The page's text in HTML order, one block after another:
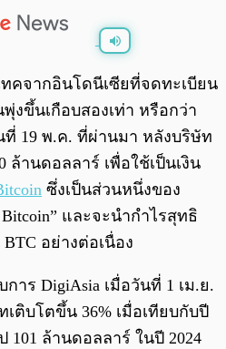
0:00
ทคจากอินโดนีเซียที่จดทะเบียน
งขึ้นเกือบสองเท่า หรือกว่า
ที่ 19 พ.ค. ที่ผ่านมา หลังบริษัท
านดอลลาร์ เพื่อใช้เป็นเงิน
ซึ่งเป็นส่วนหนึ่งของ
และจะนำกำไรสุทธิ
อย่างต่อเนื่อง
าร DigiAsia เมื่อวันที่ 1 เม.ย.
ติบโตขึ้น 36% เมื่อเทียบกับปี
101 ล้านดอลลาร์ ในปี 2024